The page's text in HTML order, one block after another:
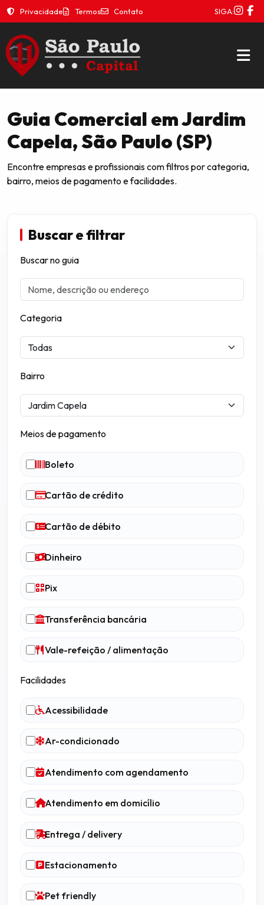
Privacidade Termos Contato SIGA:
Guia Comercial em Jardim
Capela, São Paulo (SP)
Encontre empresas e profissionais com filtros por categoria,
bairro, meios de pagamento e facilidades.
Buscar e filtrar
Buscar no guia
Categoria
Bairro
Meios de pagamento
Boleto
Cartão de crédito
Cartão de débito
Dinheiro
Pix
Transferência bancária
Vale-refeição / alimentação
Facilidades
Acessibilidade
Ar-condicionado
Atendimento com agendamento
Atendimento em domicílio
Entrega / delivery
Estacionamento
Pet friendly